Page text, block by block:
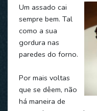
Um assado cai
sempre bem. Tal
como a sua
gordura nas
paredes do forno.
Por mais voltas
que se dêem, não
há maneira de